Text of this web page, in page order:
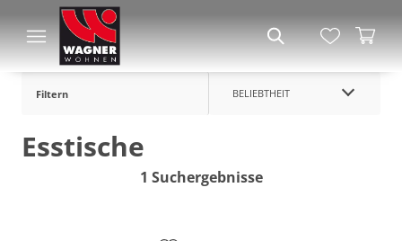
Filtern BELIEBTHEIT
Esstische
1 Suchergebnisse